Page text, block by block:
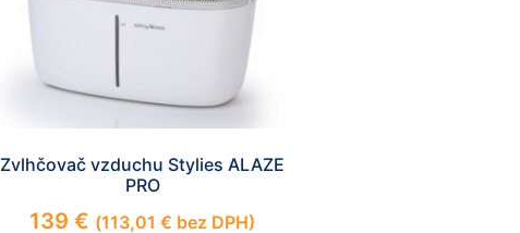
Zvlhčovač vzduchu Stylies ALAZE
PRO
139 € (113,01 € bez DPH)